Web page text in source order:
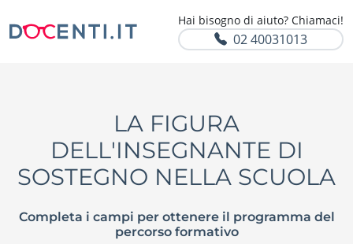
Hai bisogno di aiuto? Chiamaci!
02 40031013
LA FIGURA
DELL'INSEGNANTE DI
SOSTEGNO NELLA SCUOLA
Completa i campi per ottenere il programma del
percorso formativo